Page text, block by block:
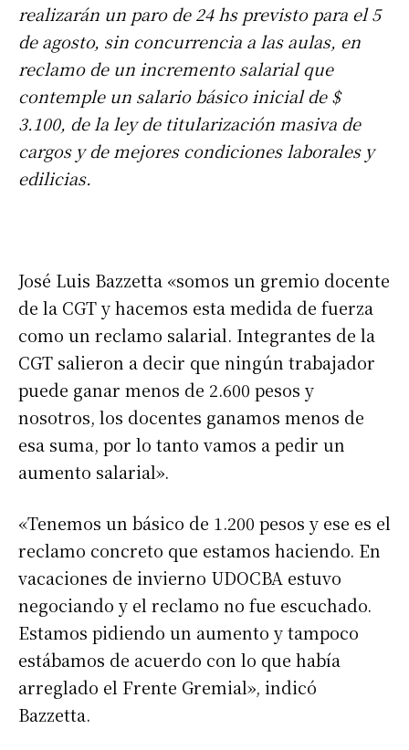
realizarán un paro de 24 hs previsto para el 5
de agosto, sin concurrencia a las aulas, en
reclamo de un incremento salarial que
contemple un salario básico inicial de $
3.100, de la ley de titularización masiva de
cargos y de mejores condiciones laborales y
edilicias.
José Luis Bazzetta «somos un gremio docente
de la CGT y hacemos esta medida de fuerza
como un reclamo salarial. Integrantes de la
CGT salieron a decir que ningún trabajador
puede ganar menos de 2.600 pesos y
nosotros, los docentes ganamos menos de
esa suma, por lo tanto vamos a pedir un
aumento salarial».
«Tenemos un básico de 1.200 pesos y ese es el
reclamo concreto que estamos haciendo. En
vacaciones de invierno UDOCBA estuvo
negociando y el reclamo no fue escuchado.
Estamos pidiendo un aumento y tampoco
estábamos de acuerdo con lo que había
arreglado el Frente Gremial», indicó
Bazzetta.